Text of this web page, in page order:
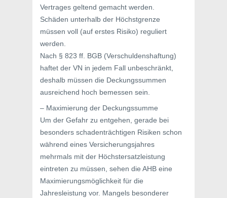
Vertrages geltend gemacht werden.
Schäden unterhalb der Höchstgrenze
müssen voll (auf erstes Risiko) reguliert
werden.
Nach § 823 ff. BGB (Verschuldenshaftung)
haftet der VN in jedem Fall unbeschränkt,
deshalb müssen die Deckungssummen
ausreichend hoch bemessen sein.
– Maximierung der Deckungssumme
Um der Gefahr zu entgehen, gerade bei
besonders schadenträchtigen Risiken schon
während eines Versicherungsjahres
mehrmals mit der Höchstersatzleistung
eintreten zu müssen, sehen die AHB eine
Maximierungsmöglichkeit für die
Jahresleistung vor. Mangels besonderer